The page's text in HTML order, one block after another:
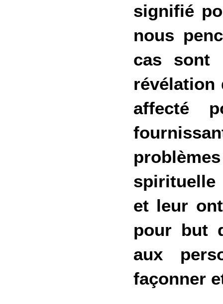
signifié
nous
cas sont
révélation
affecté
spirituelle
et leur
pour but
aux
façonner